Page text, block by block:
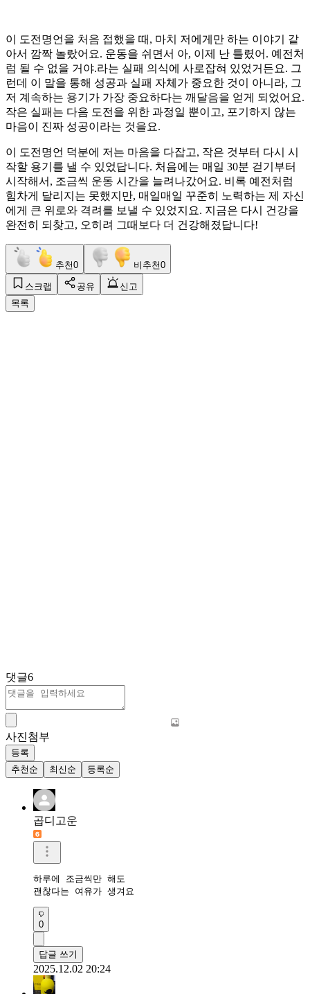
이 도전명언을 처음 접했을 때, 마치 저에게만 하는 이야기 같
아서 깜짝 놀랐어요. 운동을 쉬면서 아, 이제 난 틀렸어. 예전처
럼 될 수 없을 거야.라는 실패 의식에 사로잡혀 있었거든요. 그
런데 이 말을 통해 성공과 실패 자체가 중요한 것이 아니라, 그
저 계속하는 용기가 가장 중요하다는 깨달음을 얻게 되었어요.
작은 실패는 다음 도전을 위한 과정일 뿐이고, 포기하지 않는
마음이 진짜 성공이라는 것을요.
이 도전명언 덕분에 저는 마음을 다잡고, 작은 것부터 다시 시
작할 용기를 낼 수 있었답니다. 처음에는 매일 30분 걷기부터
시작해서, 조금씩 운동 시간을 늘려나갔어요. 비록 예전처럼
힘차게 달리지는 못했지만, 매일매일 꾸준히 노력하는 제 자신
에게 큰 위로와 격려를 보낼 수 있었지요. 지금은 다시 건강을
완전히 되찾고, 오히려 그때보다 더 건강해졌답니다!
추천0 비추천0
스크랩 공유
신고
목록
댓글6
사진첨부
등록
추천순
최신순 등록순
곱디고운
하루에 조금씩만 해도
괜찮다는 여유가 생겨요
0
답글 쓰기
2025.12.02 20:24